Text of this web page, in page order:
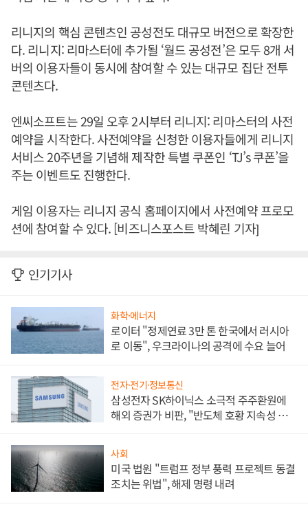
리니지의 핵심 콘텐츠인 공성전도 대규모 버전으로 확장한
다. 리니지: 리마스터에 추가될 ‘월드 공성전’은 모두 8개 서
버의 이용자들이 동시에 참여할 수 있는 대규모 집단 전투
콘텐츠다.
엔씨소프트는 29일 오후 2시부터 리니지: 리마스터의 사전
예약을 시작한다. 사전예약을 신청한 이용자들에게 리니지
서비스 20주년을 기념해 제작한 특별 쿠폰인 ‘TJ’s 쿠폰’을
주는 이벤트도 진행한다.
게임 이용자는 리니지 공식 홈페이지에서 사전예약 프로모
션에 참여할 수 있다. [비즈니스포스트 박혜린 기자]
인기기사
화학·에너지
로이터 "정제연료 3만 톤 한국에서 러시아
로 이동", 우크라이나의 공격에 수요 늘어
전자·전기·정보통신
삼성전자 SK하이닉스 소극적 주주환원에
해외 증권가 비판, "반도체 호황 지속성 의
사회
미국 법원 "트럼프 정부 풍력 프로젝트 동결
조치는 위법", 해제 명령 내려